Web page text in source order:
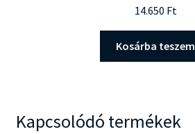
14.650 Ft
Kosárba teszem
Kapcsolódó termékek